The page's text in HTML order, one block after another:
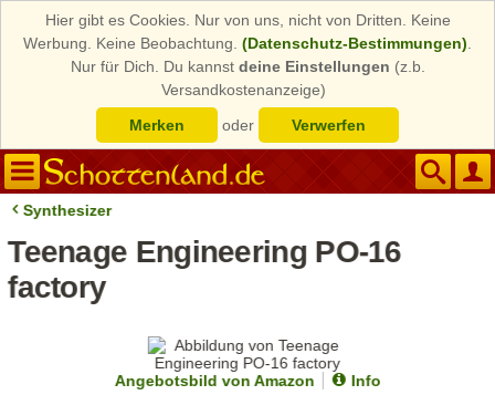
Hier gibt es Cookies. Nur von uns, nicht von Dritten. Keine
Werbung. Keine Beobachtung. (Datenschutz-Bestimmungen)
Nur für Dich. Du kannst deine Einstellungen (z.b.
Versandkostenanzeige)
Merken
oder Verwerfen
Synthesizer
Teenage Engineering PO-16
factory
Angebotsbild von Amazon
Info